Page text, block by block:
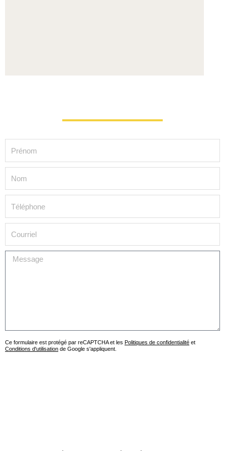
Message
Ce formulaire est protégé par reCAPTCHA et les Politiques de confidentialité et
Conditions d'utilisation de Google s'appliquent.